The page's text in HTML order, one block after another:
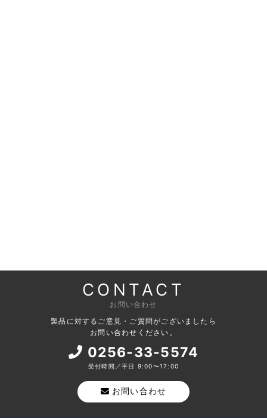
CONTACT
お問い合わせ
製品に対するご意見・ご質問がございましたら
お問い合わせください。
0256-33-5574
受付時間／平日 9:00〜17:00
お問い合わせ